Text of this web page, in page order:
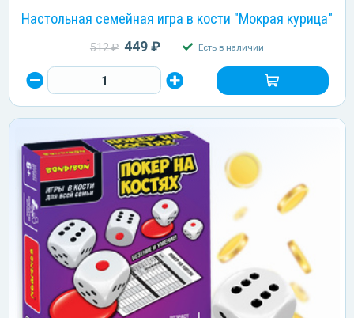
Настольная семейная игра в кости "Мокрая курица"
512 ₽ 449 ₽ Есть в наличии